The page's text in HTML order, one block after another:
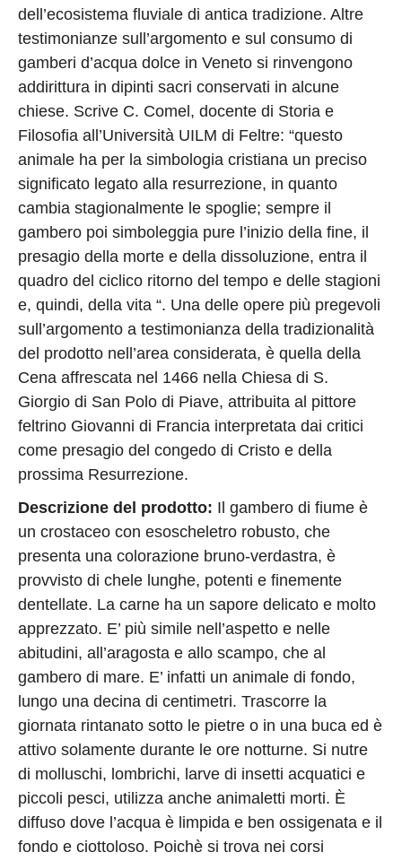
dell’ecosistema fluviale di antica tradizione. Altre
testimonianze sull’argomento e sul consumo di
gamberi d’acqua dolce in Veneto si rinvengono
addirittura in dipinti sacri conservati in alcune
chiese. Scrive C. Comel, docente di Storia e
Filosofia all’Università UILM di Feltre: “questo
animale ha per la simbologia cristiana un preciso
significato legato alla resurrezione, in quanto
cambia stagionalmente le spoglie; sempre il
gambero poi simboleggia pure l’inizio della fine, il
presagio della morte e della dissoluzione, entra il
quadro del ciclico ritorno del tempo e delle stagioni
e, quindi, della vita “. Una delle opere più pregevoli
sull’argomento a testimonianza della tradizionalità
del prodotto nell’area considerata, è quella della
Cena affrescata nel 1466 nella Chiesa di S.
Giorgio di San Polo di Piave, attribuita al pittore
feltrino Giovanni di Francia interpretata dai critici
come presagio del congedo di Cristo e della
prossima Resurrezione.
Descrizione del prodotto: Il gambero di fiume è
un crostaceo con esoscheletro robusto, che
presenta una colorazione bruno-verdastra, è
provvisto di chele lunghe, potenti e finemente
dentellate. La carne ha un sapore delicato e molto
apprezzato. E’ più simile nell’aspetto e nelle
abitudini, all’aragosta e allo scampo, che al
gambero di mare. E’ infatti un animale di fondo,
lungo una decina di centimetri. Trascorre la
giornata rintanato sotto le pietre o in una buca ed è
attivo solamente durante le ore notturne. Si nutre
di molluschi, lombrichi, larve di insetti acquatici e
piccoli pesci, utilizza anche animaletti morti. È
diffuso dove l’acqua è limpida e ben ossigenata e il
fondo e ciottoloso. Poichè si trova nei corsi